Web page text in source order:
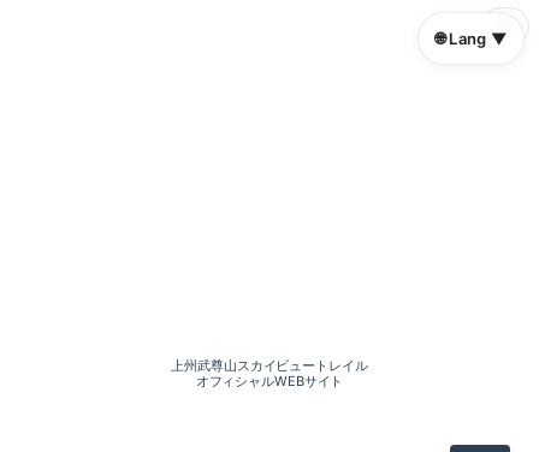
上州武尊山スカイビュートレイル
オフィシャルWEBサイト
🌐
🌐 Lang ▼